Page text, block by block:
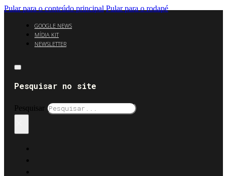
Pular para o conteúdo principal Pular para o rodapé
GOOGLE NEWS
MÍDIA KIT
NEWSLETTER
Pesquisar no site
Pesquisar